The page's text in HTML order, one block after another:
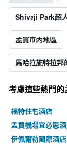
Shivaji Park超
孟買市內地區
馬哈拉施特拉邦
考慮這些熱門
福特住宅酒店
孟買機場宜必思
伊佩爾勒國際酒店